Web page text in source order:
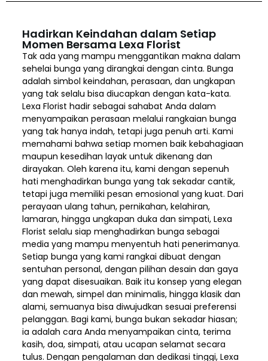
Hadirkan Keindahan dalam Setiap
Momen Bersama Lexa Florist
Tak ada yang mampu menggantikan makna dalam
sehelai bunga yang dirangkai dengan cinta. Bunga
adalah simbol keindahan, perasaan, dan ungkapan
yang tak selalu bisa diucapkan dengan kata-kata.
Lexa Florist hadir sebagai sahabat Anda dalam
menyampaikan perasaan melalui rangkaian bunga
yang tak hanya indah, tetapi juga penuh arti. Kami
memahami bahwa setiap momen baik kebahagiaan
maupun kesedihan layak untuk dikenang dan
dirayakan. Oleh karena itu, kami dengan sepenuh
hati menghadirkan bunga yang tak sekadar cantik,
tetapi juga memiliki pesan emosional yang kuat. Dari
perayaan ulang tahun, pernikahan, kelahiran,
lamaran, hingga ungkapan duka dan simpati, Lexa
Florist selalu siap menghadirkan bunga sebagai
media yang mampu menyentuh hati penerimanya.
Setiap bunga yang kami rangkai dibuat dengan
sentuhan personal, dengan pilihan desain dan gaya
yang dapat disesuaikan. Baik itu konsep yang elegan
dan mewah, simpel dan minimalis, hingga klasik dan
alami, semuanya bisa diwujudkan sesuai preferensi
pelanggan. Bagi kami, bunga bukan sekadar hiasan;
ia adalah cara Anda menyampaikan cinta, terima
kasih, doa, simpati, atau ucapan selamat secara
tulus. Dengan pengalaman dan dedikasi tinggi, Lexa